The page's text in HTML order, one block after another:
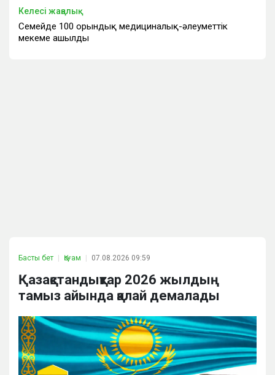
Келесі жаңалық
Семейде 100 орындық медициналық-әлеуметтік
мекеме ашылды
Басты бет Қоғам 07.08.2026 09:59
Қазақстандықтар 2026 жылдың
тамыз айында қалай демалады